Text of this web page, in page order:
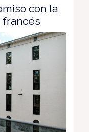
con la
francés